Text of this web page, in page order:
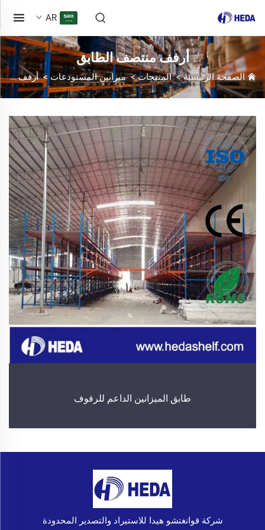
AR
أرفف منتصف الطابق
الصفحة الرئيسية>المنتجات>ميزانين المستودعات>أرفف منتصف الطابق
طابق الميزانين الداعم للرفوف
شركة قوانغتشو هيدا للاستيراد والتصدير المحدودة